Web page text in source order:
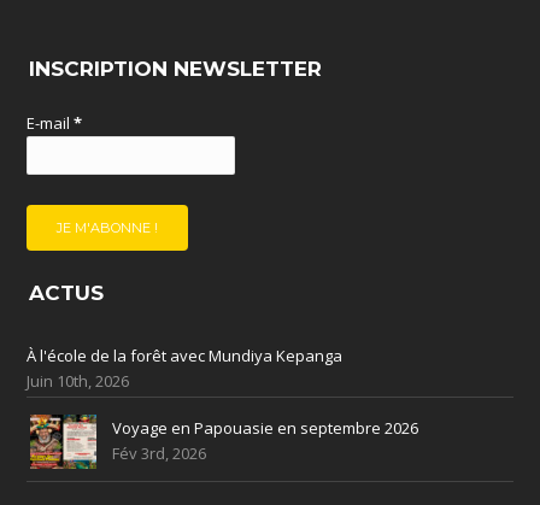
INSCRIPTION NEWSLETTER
E-mail*
ACTUS
À l'école de la forêt avec Mundiya Kepanga
Juin 10th, 2026
Voyage en Papouasie en septembre 2026
Fév 3rd, 2026